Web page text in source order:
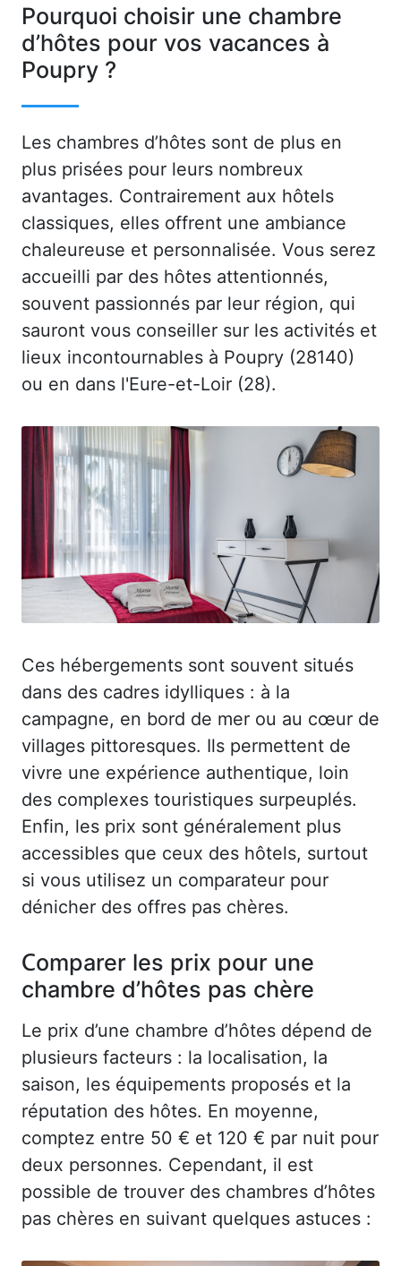
Pourquoi choisir une chambre
d’hôtes pour vos vacances à
Poupry ?
Les chambres d’hôtes sont de plus en
plus prisées pour leurs nombreux
avantages. Contrairement aux hôtels
classiques, elles offrent une ambiance
chaleureuse et personnalisée. Vous serez
accueilli par des hôtes attentionnés,
souvent passionnés par leur région, qui
sauront vous conseiller sur les activités et
lieux incontournables à Poupry (28140)
ou en dans l'Eure-et-Loir (28).
Ces hébergements sont souvent situés
dans des cadres idylliques : à la
campagne, en bord de mer ou au cœur de
villages pittoresques. Ils permettent de
vivre une expérience authentique, loin
des complexes touristiques surpeuplés.
Enfin, les prix sont généralement plus
accessibles que ceux des hôtels, surtout
si vous utilisez un comparateur pour
dénicher des offres pas chères.
Comparer les prix pour une
chambre d’hôtes pas chère
Le prix d’une chambre d’hôtes dépend de
plusieurs facteurs : la localisation, la
saison, les équipements proposés et la
réputation des hôtes. En moyenne,
comptez entre 50 € et 120 € par nuit pour
deux personnes. Cependant, il est
possible de trouver des chambres d’hôtes
pas chères en suivant quelques astuces :